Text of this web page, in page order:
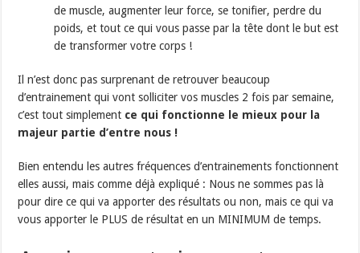
de muscle, augmenter leur force, se tonifier, perdre du
poids, et tout ce qui vous passe par la tête dont le but est
de transformer votre corps !
Il n’est donc pas surprenant de retrouver beaucoup
d’entrainement qui vont solliciter vos muscles 2 fois par semaine,
c’est tout simplement ce qui fonctionne le mieux pour la
majeur partie d’entre nous !
Bien entendu les autres fréquences d’entrainements fonctionnent
elles aussi, mais comme déjà expliqué : Nous ne sommes pas là
pour dire ce qui va apporter des résultats ou non, mais ce qui va
vous apporter le PLUS de résultat en un MINIMUM de temps.